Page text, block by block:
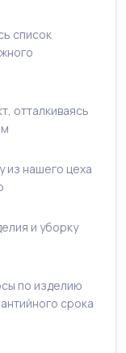
список
отталкиваясь
из нашего цеха
и уборку
по изделию
срока